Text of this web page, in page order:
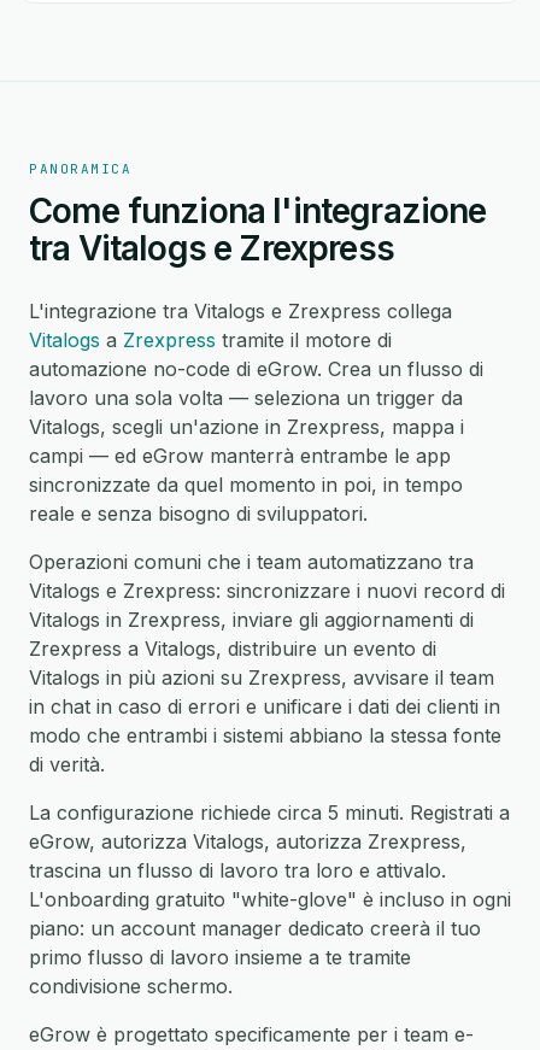
PANORAMICA
Come funziona l'integrazione
tra Vitalogs e Zrexpress
L'integrazione tra Vitalogs e Zrexpress collega
Vitalogs a Zrexpress tramite il motore di
automazione no-code di eGrow. Crea un flusso di
lavoro una sola volta — seleziona un trigger da
Vitalogs, scegli un'azione in Zrexpress, mappa i
campi — ed eGrow manterrà entrambe le app
sincronizzate da quel momento in poi, in tempo
reale e senza bisogno di sviluppatori.
Operazioni comuni che i team automatizzano tra
Vitalogs e Zrexpress: sincronizzare i nuovi record di
Vitalogs in Zrexpress, inviare gli aggiornamenti di
Zrexpress a Vitalogs, distribuire un evento di
Vitalogs in più azioni su Zrexpress, avvisare il team
in chat in caso di errori e unificare i dati dei clienti in
modo che entrambi i sistemi abbiano la stessa fonte
di verità.
La configurazione richiede circa 5 minuti. Registrati a
eGrow, autorizza Vitalogs, autorizza Zrexpress,
trascina un flusso di lavoro tra loro e attivalo.
L'onboarding gratuito "white-glove" è incluso in ogni
piano: un account manager dedicato creerà il tuo
primo flusso di lavoro insieme a te tramite
condivisione schermo.
eGrow è progettato specificamente per i team e-